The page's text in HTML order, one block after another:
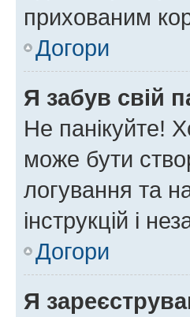
прихованим
Догори
Я забув свій
Не панікуйте!
може бути
логування та
інструкцій і
Догори
Я